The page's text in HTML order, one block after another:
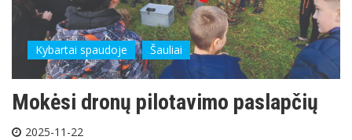
Kybartai spaudoje Šauliai
Mokėsi dronų pilotavimo paslapčių
2025-11-22